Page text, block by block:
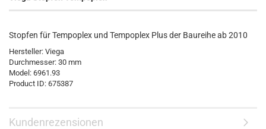
Stopfen für Tempoplex und Tempoplex Plus der Baureihe ab 2010
Hersteller: Viega
Durchmesser: 30 mm
Model: 6961.93
Product ID: 675387
Kundenrezensionen